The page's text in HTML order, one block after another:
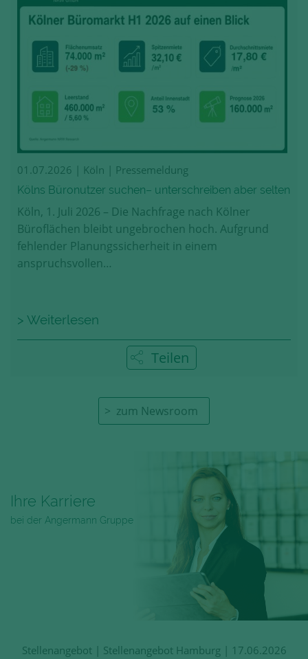
01.07.2026 | Köln | Pressemeldung
Kölns Büronutzer suchen– unterschreiben aber selten
Köln, 1. Juli 2026 – Die Nachfrage nach Kölner
Büroflächen bleibt ungebrochen hoch. Aufgrund
fehlender Planungssicherheit in einem
anspruchsvollen…
> Weiterlesen
Teilen
zum Newsroom
Ihre Karriere
bei der Angermann Gruppe
Stellenangebot | Stellenangebot Hamburg | 17.06.2026